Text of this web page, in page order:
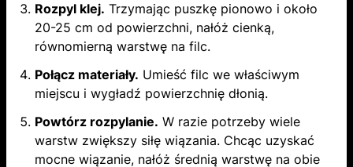
Rozpyl klej. Trzymając puszkę pionowo i około
20-25 cm od powierzchni, nałóż cienką,
równomierną warstwę na filc.
Połącz materiały. Umieść filc we właściwym
miejscu i wygładź powierzchnię dłonią.
Powtórz rozpylanie. W razie potrzeby wiele
warstw zwiększy siłę wiązania. Chcąc uzyskać
mocne wiązanie, nałóż średnią warstwę na obie